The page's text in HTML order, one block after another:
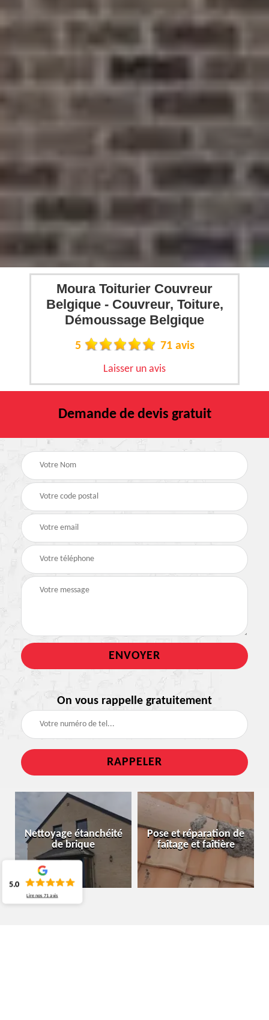
Moura Toiturier Couvreur
Belgique - Couvreur, Toiture,
Démoussage Belgique
5 71 avis
Laisser un avis
Demande de devis gratuit
On vous rappelle gratuitement
Nettoyage étanchéité
de brique
Pose et réparation de
faîtage et faîtière
5.0
Lire nos71 avis